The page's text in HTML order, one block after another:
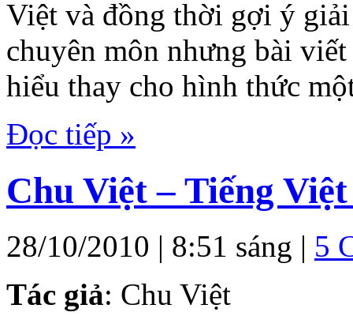
Việt và đồng thời gợi ý
chuyên môn nhưng bài
hiểu thay cho hình thức
Đọc tiếp »
Chu Việt – Tiếng
28/10/2010 | 8:51 sáng | 5
Tác giả: Chu Việt